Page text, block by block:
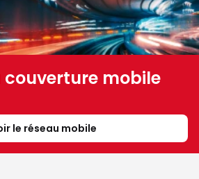
couverture mobile
le réseau mobile